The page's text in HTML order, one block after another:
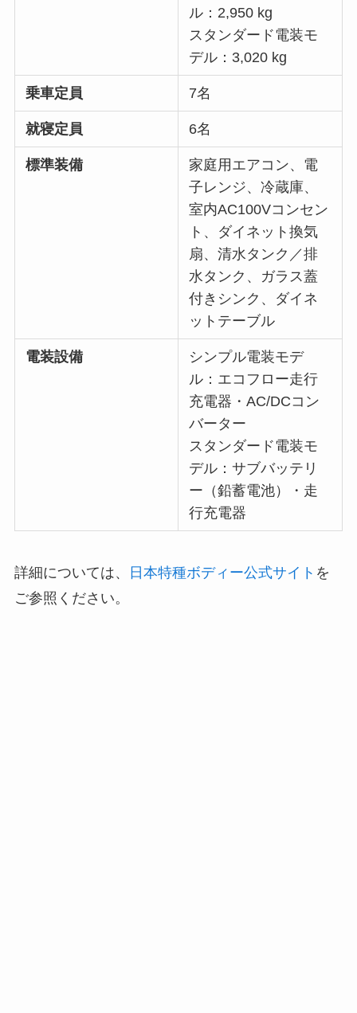
ル：2,950 kg
スタンダード電装モ
デル：3,020 kg
乗車定員 7名
就寝定員 6名
標準装備
家庭用エアコン、電
子レンジ、冷蔵庫、
室内AC100Vコンセン
ト、ダイネット換気
扇、清水タンク／排
水タンク、ガラス蓋
付きシンク、ダイネ
ットテーブル
電装設備
シンプル電装モデ
ル：エコフロー走行
充電器・AC/DCコン
バーター
スタンダード電装モ
デル：サブバッテリ
ー（鉛蓄電池）・走
行充電器
詳細については、 日本特種ボディー公式サイト を
ご参照ください。